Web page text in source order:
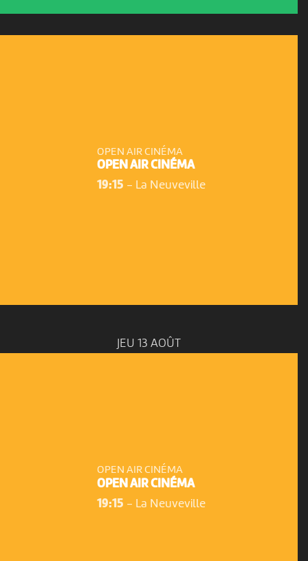
OPEN AIR CINÉMA
OPEN AIR CINÉMA
19:15 - La Neuveville
JEU 13 AOÛT
OPEN AIR CINÉMA
OPEN AIR CINÉMA
19:15 - La Neuveville